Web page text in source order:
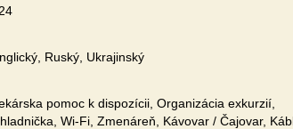
Ruský, Ukrajinský
pomoc k dispozícii, Organizácia exkurzií,
Wi-Fi, Zmenáreň, Kávovar / Čajovar,